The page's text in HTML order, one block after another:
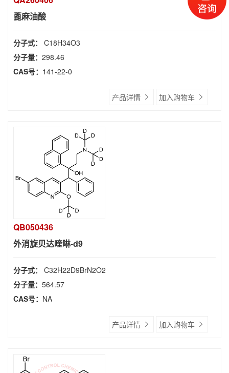
蓖麻油酸
分子式： C18H34O3
分子量： 298.46
CAS号： 141-22-0
产品详情 加入购物车
QB050436
外消旋贝达喹啉-d9
分子式： C32H22D9BrN2O2
分子量： 564.57
CAS号： NA
产品详情 加入购物车